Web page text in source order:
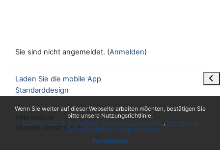
Wenn Sie weiter auf dieser Webseite arbeiten möchten, bestätigen Sie
bitte unsere Nutzungsrichtlinie:
Datenschutzerklärung/Data Protection Declaration
Rechte und
Pflichten/Rights and Responsibilities
Fortsetzen
Sie sind nicht angemeldet. (Anmelden)
Laden Sie die mobile App
Standarddesign
Moodle Version 4.5